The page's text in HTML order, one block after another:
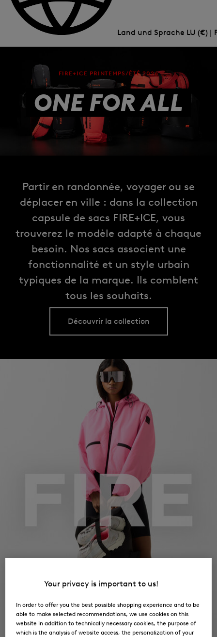
Land und Sprache LU (€) |
FIRE+ICE PRINTEMPS/ÉTÉ 2026
ONE FOR ALL
Partir en randonnée, voyager ou se
déplacer en ville : dans la collection
capsule de sacs FIRE+ICE, vous
trouverez le modèle adapté à chaque
besoin. Nos sacs associent une
fonctionnalité et un style urbain
typiques de la marque. Ils comblent
tous les souhaits.
Découvrir la collection
Your privacy is important to us!
In order to offer you the best possible shopping experience and to be
able to make selected recommendations, we use cookies on this
website in addition to technically necessary cookies, the purpose of
which is the analysis of website access, the personalization of your